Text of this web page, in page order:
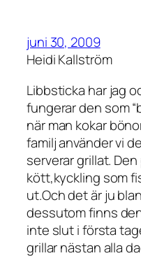
juni 30, 2009
Heidi Kallström
Libbsticka har jag
fungerar den som
när man kokar
familj använder vi
serverar grillat.
kött,kyckling som
ut.Och det är ju
dessutom finns
inte slut i första
grillar nästan alla